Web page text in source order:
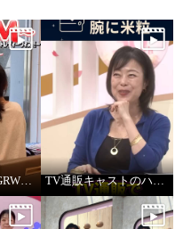
根津キャストのGRWM～バブルファンデ紹介します！